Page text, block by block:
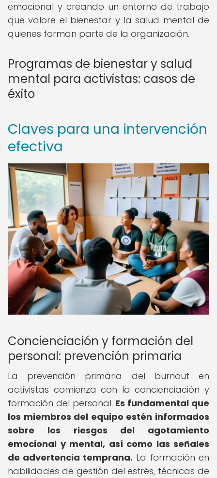
emocional y creando un entorno de trabajo
que valore el bienestar y la salud mental de
quienes forman parte de la organización.
Programas de bienestar y salud
mental para activistas: casos de
éxito
Claves para una intervención
efectiva
Concienciación y formación del
personal: prevención primaria
La prevención primaria del burnout en
activistas comienza con la concienciación y
formación del personal. Es fundamental que
los miembros del equipo estén informados
sobre los riesgos del agotamiento
emocional y mental, así como las señales
de advertencia temprana. La formación en
habilidades de gestión del estrés, técnicas de